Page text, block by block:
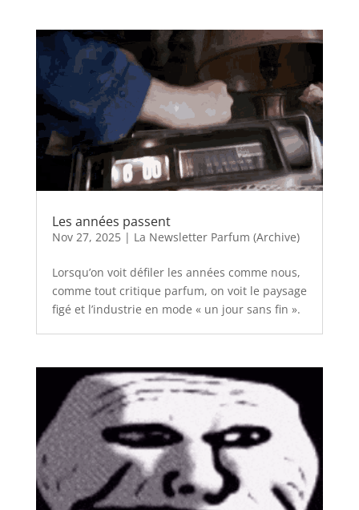
Les années passent
Nov 27, 2025| La Newsletter Parfum (Archive)
Lorsqu’on voit défiler les années comme nous,
comme tout critique parfum, on voit le paysage
figé et l’industrie en mode « un jour sans fin ».